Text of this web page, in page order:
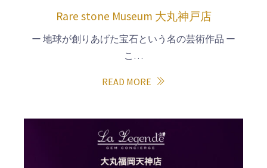
Rare stone Museum 大丸神戸店
ー 地球が創りあげた宝石という名の芸術作品 ー
こ…
READ MORE